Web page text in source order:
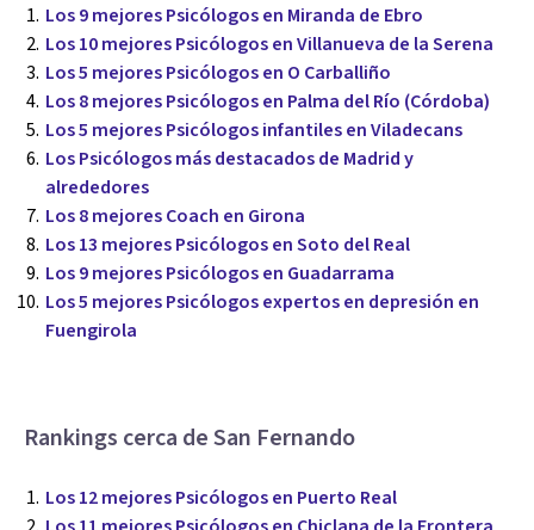
Los 9 mejores Psicólogos en Miranda de Ebro
Los 10 mejores Psicólogos en Villanueva de la Serena
Los 5 mejores Psicólogos en O Carballiño
Los 8 mejores Psicólogos en Palma del Río (Córdoba)
Los 5 mejores Psicólogos infantiles en Viladecans
Los Psicólogos más destacados de Madrid y
alrededores
Los 8 mejores Coach en Girona
Los 13 mejores Psicólogos en Soto del Real
Los 9 mejores Psicólogos en Guadarrama
Los 5 mejores Psicólogos expertos en depresión en
Fuengirola
Rankings cerca de San Fernando
Los 12 mejores Psicólogos en Puerto Real